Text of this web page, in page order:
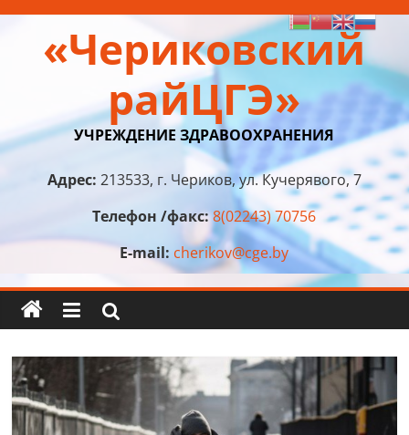
Перейти
содержимому«Чериковский
райЦГЭ»
УЧРЕЖДЕНИЕ ЗДРАВООХРАНЕНИЯ
Адрес: 213533, г. Чериков, ул. Кучерявого, 7
Телефон /факс:8(02243) 70756
E-mail: cherikov@cge.by